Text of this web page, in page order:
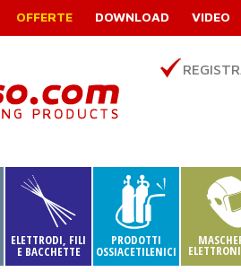
OFFERTE DOWNLOAD VIDEO
ELETTRODI, FILI
E BACCHETTE
PRODOTTI
OSSIACETILENICI